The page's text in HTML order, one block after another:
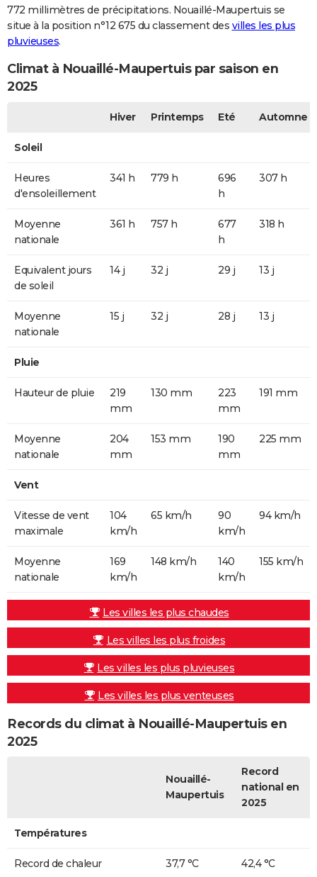
772 millimètres de précipitations. Nouaillé-Maupertuis se
situe à la position n°12 675 du classement des villes les plus
pluvieuses.
Climat à Nouaillé-Maupertuis par saison en
2025
Hiver Printemps Eté Automne
Soleil
Heures
d'ensoleillement
341 h 779 h
696
h
307 h
Moyenne
nationale
361 h 757 h
677
h
318 h
Equivalent jours
de soleil
14 j 32 j 29 j 13 j
Moyenne
nationale
15 j 32 j 28 j 13 j
Pluie
Hauteur de pluie
219
mm
130 mm
223
mm
191 mm
Moyenne
nationale
204
mm
153 mm
190
mm
225 mm
Vent
Vitesse de vent
maximale
104
km/h
65 km/h
90
km/h
94 km/h
Moyenne
nationale
169
km/h
148 km/h
140
km/h
155 km/h
Les villes les plus chaudes
Les villes les plus froides
Les villes les plus pluvieuses
Les villes les plus venteuses
Records du climat à Nouaillé-Maupertuis en
2025
Nouaillé-
Maupertuis
Record
national en
2025
Températures
Record de chaleur 37,7 °C 42,4 °C